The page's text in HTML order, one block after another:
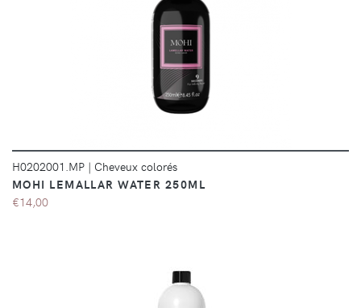
H0202001.MP | Cheveux colorés
MOHI LEMALLAR WATER 250ML
€14,00